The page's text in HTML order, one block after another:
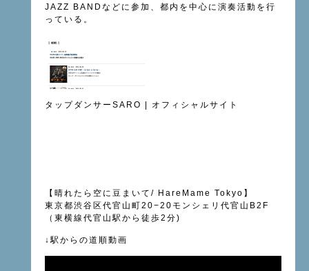
JAZZ BANDなどに参加、都内を中心に演奏活動を行
っている。
タップダンサーSARO | オフィシャルサイト
【晴れたら空に豆まいて / HareMame Tokyo 】
東京都渋谷区代官山町20−20 モンシェリ代官山 B2F
（東横線 代官山駅 から徒歩2 分)
↓駅からの道順動画